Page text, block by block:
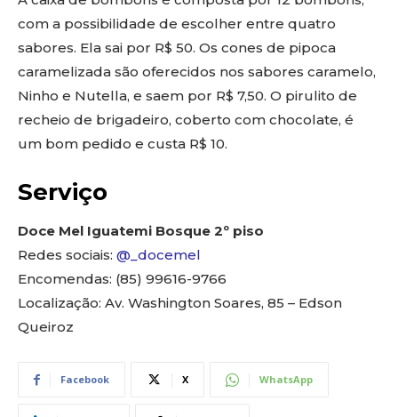
com a possibilidade de escolher entre quatro
sabores. Ela sai por R$ 50. Os cones de pipoca
caramelizada são oferecidos nos sabores caramelo,
Ninho e Nutella, e saem por R$ 7,50. O pirulito de
recheio de brigadeiro, coberto com chocolate, é
um bom pedido e custa R$ 10.
Serviço
Doce Mel Iguatemi Bosque 2º piso
Redes sociais: @_docemel
Encomendas: (85) 99616-9766
Localização: Av. Washington Soares, 85 – Edson
Queiroz
Facebook X WhatsApp